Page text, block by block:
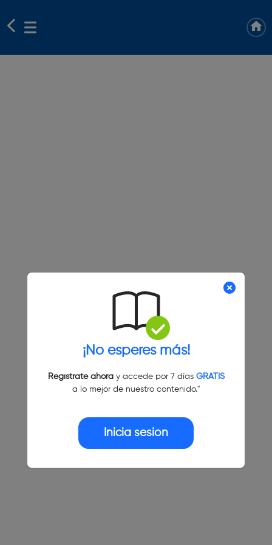
¡No esperes más!
Regístrate ahoray accede por 7 días GRATIS
a lo mejor de nuestro contenido."
Inicia sesión